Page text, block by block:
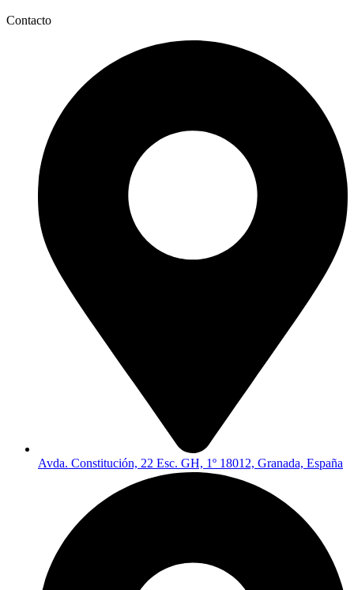
Contacto
Avda. Constitución, 22 Esc. GH, 1º 18012, Granada, España